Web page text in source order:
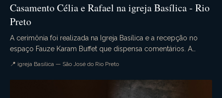
Casamento Célia e Rafael na igreja Basílica - Rio
Preto
A cerimônia foi realizada na Igreja Basílica e a recepção no
espaço Fauze Karam Buffet que dispensa comentários. A
📍 igreja Basílica — São José do Rio Preto